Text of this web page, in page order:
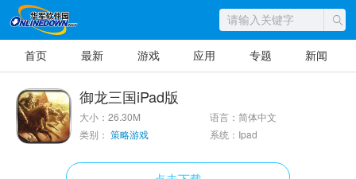
首页 最新 游戏 应用 专题 新闻
御龙三国iPad版
大小：26.30M
语言：简体中文
类别： 策略游戏 系统：Ipad